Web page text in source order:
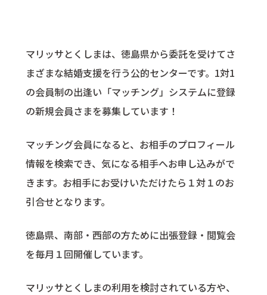
マリッサとくしまは、徳島県から委託を受けてさ
まざまな結婚支援を行う公的センターです。1対1
の会員制の出逢い「マッチング」システムに登録
の新規会員さまを募集しています！
マッチング会員になると、お相手のプロフィール
情報を検索でき、気になる相手へお申し込みがで
きます。お相手にお受けいただけたら１対１のお
引合せとなります。
徳島県、南部・西部の方ために出張登録・閲覧会
を毎月１回開催しています。
マリッサとくしまの利用を検討されている方や、